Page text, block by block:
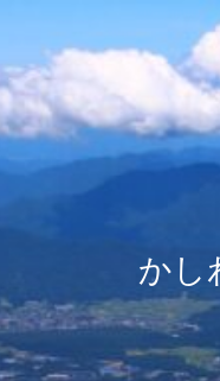
かし